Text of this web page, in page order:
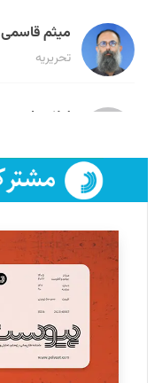
میثم قاسمی
تحریریه
لیلا حنارود
فائزه فتحی
تحریریه
سروش
تحریریه
مینا پاکدل